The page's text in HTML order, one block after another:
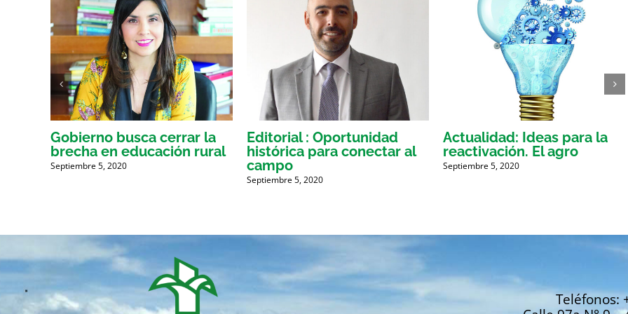
Gobierno busca cerrar la
brecha en educación rural
Septiembre 5, 2020
Editorial : Oportunidad
histórica para conectar al
campo
Septiembre 5, 2020
Actualidad: Ideas para la
reactivación. El agro
Septiembre 5, 2020
Teléfonos: